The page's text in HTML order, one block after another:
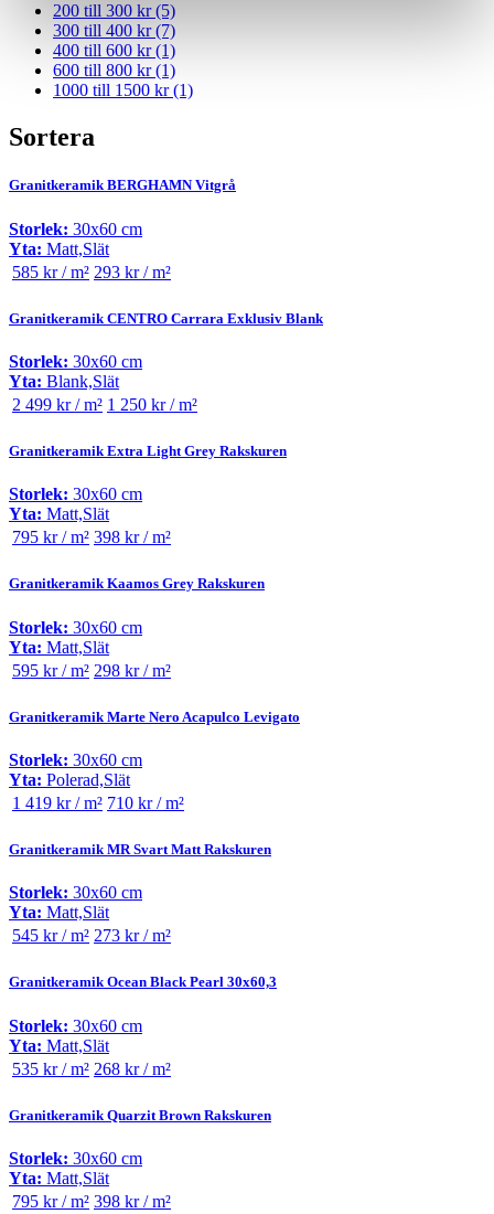
200 till 300 kr(5)
300 till 400 kr(7)
400 till 600 kr(1)
600 till 800 kr(1)
1000 till 1500 kr(1)
Sortera
Granitkeramik BERGHAMN Vitgrå
Storlek: 30x60 cm
Yta: Matt,Slät
585 kr / m² 293 kr / m²
Granitkeramik CENTRO Carrara Exklusiv Blank
Storlek: 30x60 cm
Yta: Blank,Slät
2 499 kr / m² 1 250 kr / m²
Granitkeramik Extra Light Grey Rakskuren
Storlek: 30x60 cm
Yta: Matt,Slät
795 kr / m² 398 kr / m²
Granitkeramik Kaamos Grey Rakskuren
Storlek: 30x60 cm
Yta: Matt,Slät
595 kr / m² 298 kr / m²
Granitkeramik Marte Nero Acapulco Levigato
Storlek: 30x60 cm
Yta: Polerad,Slät
1 419 kr / m² 710 kr / m²
Granitkeramik MR Svart Matt Rakskuren
Storlek: 30x60 cm
Yta: Matt,Slät
545 kr / m² 273 kr / m²
Granitkeramik Ocean Black Pearl 30x60,3
Storlek: 30x60 cm
Yta: Matt,Slät
535 kr / m² 268 kr / m²
Granitkeramik Quarzit Brown Rakskuren
Storlek: 30x60 cm
Yta: Matt,Slät
795 kr / m² 398 kr / m²